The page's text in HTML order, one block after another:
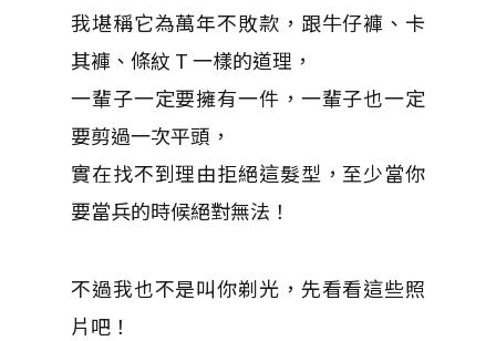
我堪稱它為萬年不敗款，跟牛仔褲、卡
其褲、條紋 T 一樣的道理，
一輩子一定要擁有一件，一輩子也一定
要剪過一次平頭，
實在找不到理由拒絕這髮型，至少當你
要當兵的時候絕對無法！
不過我也不是叫你剃光，先看看這些照
片吧！